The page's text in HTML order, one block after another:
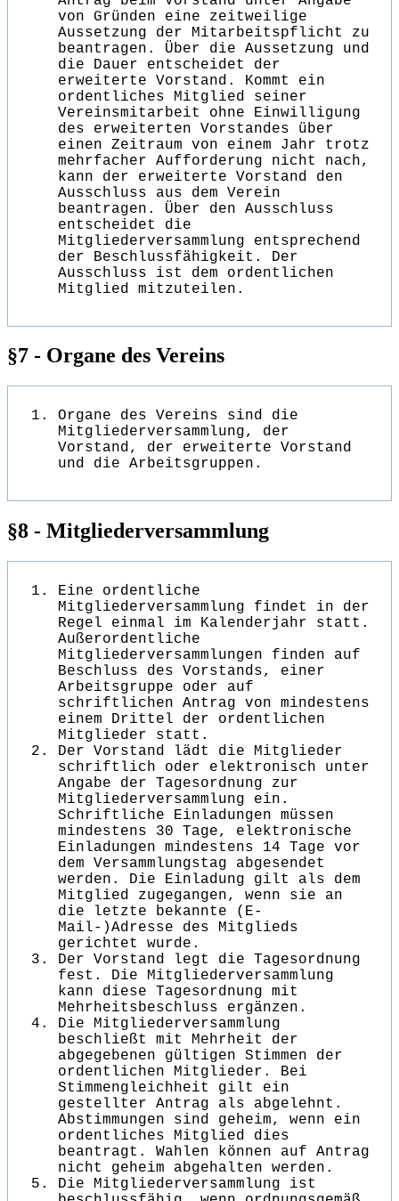
von Gründen eine zeitweilige
Aussetzung der Mitarbeitspflicht zu
beantragen. Über die Aussetzung und
die Dauer entscheidet der
erweiterte Vorstand. Kommt ein
ordentliches Mitglied seiner
Vereinsmitarbeit ohne Einwilligung
des erweiterten Vorstandes über
einen Zeitraum von einem Jahr trotz
mehrfacher Aufforderung nicht nach,
kann der erweiterte Vorstand den
Ausschluss aus dem Verein
beantragen. Über den Ausschluss
entscheidet die
Mitgliederversammlung entsprechend
der Beschlussfähigkeit. Der
Ausschluss ist dem ordentlichen
Mitglied mitzuteilen.
§7 - Organe des Vereins
Organe des Vereins sind die
Mitgliederversammlung, der
Vorstand, der erweiterte Vorstand
und die Arbeitsgruppen.
§8 - Mitgliederversammlung
Eine ordentliche
Mitgliederversammlung findet in der
Regel einmal im Kalenderjahr statt.
Außerordentliche
Mitgliederversammlungen finden auf
Beschluss des Vorstands, einer
Arbeitsgruppe oder auf
schriftlichen Antrag von mindestens
einem Drittel der ordentlichen
Mitglieder statt.
Der Vorstand lädt die Mitglieder
schriftlich oder elektronisch unter
Angabe der Tagesordnung zur
Mitgliederversammlung ein.
Schriftliche Einladungen müssen
mindestens 30 Tage, elektronische
Einladungen mindestens 14 Tage vor
dem Versammlungstag abgesendet
werden. Die Einladung gilt als dem
Mitglied zugegangen, wenn sie an
die letzte bekannte (E-
Mail-)Adresse des Mitglieds
gerichtet wurde.
Der Vorstand legt die Tagesordnung
fest. Die Mitgliederversammlung
kann diese Tagesordnung mit
Mehrheitsbeschluss ergänzen.
Die Mitgliederversammlung
beschließt mit Mehrheit der
abgegebenen gültigen Stimmen der
ordentlichen Mitglieder. Bei
Stimmengleichheit gilt ein
gestellter Antrag als abgelehnt.
Abstimmungen sind geheim, wenn ein
ordentliches Mitglied dies
beantragt. Wahlen können auf Antrag
nicht geheim abgehalten werden.
Die Mitgliederversammlung ist